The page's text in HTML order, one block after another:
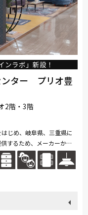
ンラボ」新設！
ンター プリオ豊
2階・3階
じめ、岐阜県、三重県に
するため、メーカーから
格でご提供する努力を続